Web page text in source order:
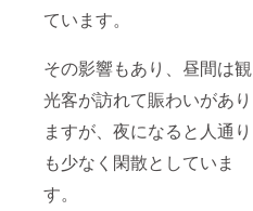
ています。
その影響もあり、昼間は観
光客が訪れて賑わいがあり
ますが、夜になると人通り
も少なく閑散としていま
す。